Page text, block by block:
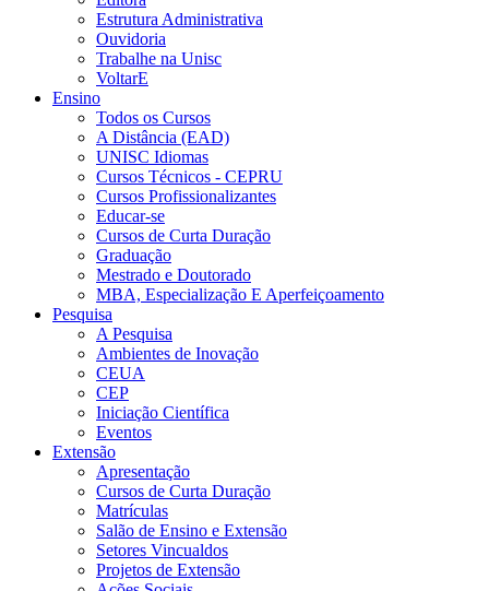
Estrutura Administrativa
Ouvidoria
Trabalhe na Unisc
VoltarE
Ensino
Todos os Cursos
A Distância (EAD)
UNISC Idiomas
Cursos Técnicos - CEPRU
Cursos Profissionalizantes
Educar-se
Cursos de Curta Duração
Graduação
Mestrado e Doutorado
MBA, Especialização E Aperfeiçoamento
Pesquisa
A Pesquisa
Ambientes de Inovação
CEUA
CEP
Iniciação Científica
Eventos
Extensão
Apresentação
Cursos de Curta Duração
Matrículas
Salão de Ensino e Extensão
Setores Vincualdos
Projetos de Extensão